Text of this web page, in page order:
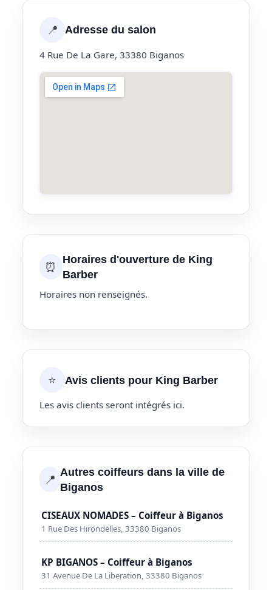
📍 Adresse du salon
4 Rue De La Gare, 33380 Biganos
⏰
Horaires d'ouverture de King
Barber
Horaires non renseignés.
⭐ Avis clients pour King Barber
Les avis clients seront intégrés ici.
📍 Autres coiffeurs dans la ville de
Biganos
CISEAUX NOMADES – Coiffeur à Biganos
1 Rue Des Hirondelles, 33380 Biganos
KP BIGANOS – Coiffeur à Biganos
31 Avenue De La Liberation, 33380 Biganos